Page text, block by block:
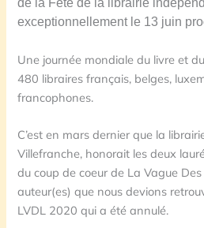
de la Fête de la librairie
exceptionnellement le 13 juin
Une journée mondiale du livre et
480 libraires français, belges,
francophones.
C’est en mars dernier que la
Villefranche, honorait les deux
du coup de coeur de La Vague
auteur(es) que nous devions
LVDL 2020 qui a été annulé.